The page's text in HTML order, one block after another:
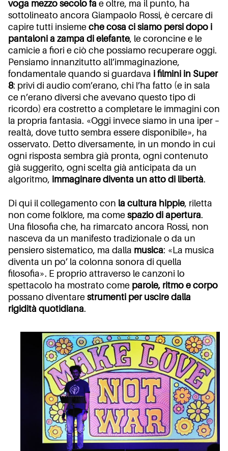
voga mezzo secolo fa e oltre, ma il punto, ha
sottolineato ancora Giampaolo Rossi, è cercare di
capire tutti insieme che cosa ci siamo persi dopo i
pantaloni a zampa di elefante, le coroncine e le
camicie a fiori e ciò che possiamo recuperare oggi.
Pensiamo innanzitutto all’immaginazione,
fondamentale quando si guardava i filmini in Super
8: privi di audio com’erano, chi l’ha fatto (e in sala
ce n’erano diversi che avevano questo tipo di
ricordo) era costretto a completare le immagini con
la propria fantasia. «Oggi invece siamo in una iper –
realtà, dove tutto sembra essere disponibile», ha
osservato. Detto diversamente, in un mondo in cui
ogni risposta sembra già pronta, ogni contenuto
già suggerito, ogni scelta già anticipata da un
algoritmo, immaginare diventa un atto di libertà.
Di qui il collegamento con la cultura hippie, riletta
non come folklore, ma come spazio di apertura.
Una filosofia che, ha rimarcato ancora Rossi, non
nasceva da un manifesto tradizionale o da un
pensiero sistematico, ma dalla musica: «La musica
diventa un po’ la colonna sonora di quella
filosofia». E proprio attraverso le canzoni lo
spettacolo ha mostrato come parole, ritmo e corpo
possano diventare strumenti per uscire dalla
rigidità quotidiana.